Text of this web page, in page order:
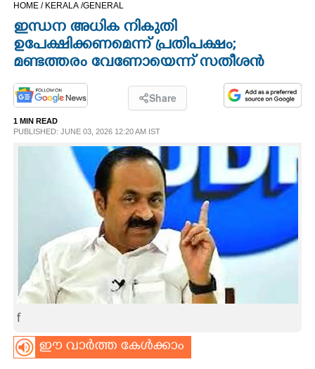
OPINION
PHOTOS
LIFESTYLE
ASTRO
CARTOONS
HOME / KERALA /GENERAL
ഇന്ധന അധിക നികുതി
ഉപേക്ഷിക്കണമെന്ന് പ്രതിപക്ഷം;
മണ്ടത്തരം വേണോയെന്ന് സതീശൻ
Share
1 MIN READ
PUBLISHED: JUNE 03, 2026 12:20 AM IST
f
ഈ വാർത്ത കേൾക്കാം